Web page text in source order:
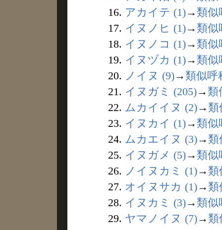
16. アカイテ (1)→ 類似
17. イヌノヒ (1)→ 類似
18. イヌノコ (1)→ 類似
19. イヌヅカ (1)→ 類似
20. ノイヌ (9)→ 類似呼
21. イヌガミ (205)→ 類
22. ムカイイヌ (2)→ 類
23. イヌカイ (1)→ 類似
24. ムカエイヌ (3)→ 類
25. イヌガメ (5)→ 類似
26. ノイヌカミ (1)→ 類
27. オイヌサカ (1)→ 類
28. イヌカミ (3)→ 類似
29. ヤマノイヌ (7)→ 類